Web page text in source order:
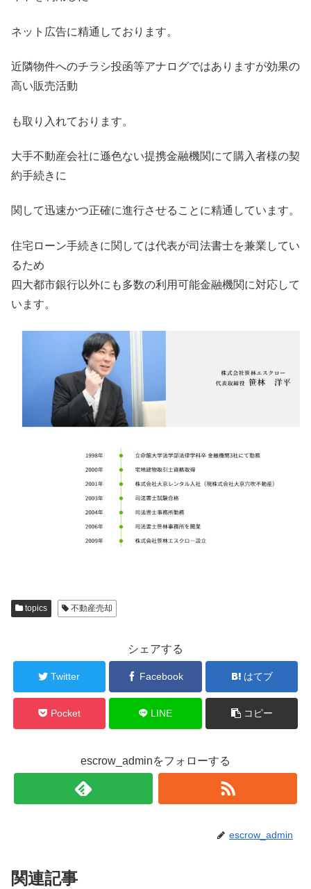
ネット広告に精通しております。
近隣物件へのチラシ投函等アナログではありますが効果の
高い販売活動
も取り入れております。
大手不動産会社に遜色ない提携金融機関にて購入者様の契
約手続きに
関して迅速かつ正確に進行させることに精通しています。
住宅ローン手続きに関しては代表が司法書士を兼業してい
るため
四大都市銀行以外にも多数の利用可能金融機関に対応して
います。
topics 不動産売却
シェアする
Twitter Facebook はてブ
Pocket LINE コピー
escrow_adminをフォローする
escrow_admin
関連記事